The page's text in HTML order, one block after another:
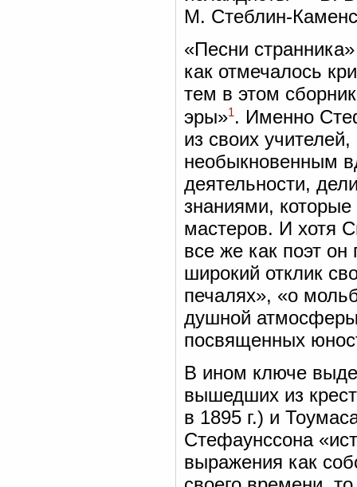
М. Стеблин-
«Песни
как отмечалось
тем в этом
эры»1. Именно
из своих
необыкновенным
деятельности,
знаниями,
мастеров. И хотя
все же как поэт
широкий отклик
печалях», «о
душной атмосферы
посвященных
В ином ключе
вышедших из
в 1895 г.) и
Стефаунссона
выражения как